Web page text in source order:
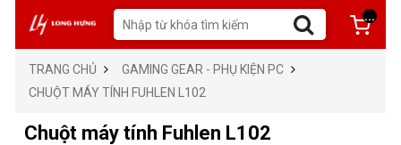
...
TRANG CHỦ
GAMING GEAR - PHỤ KIỆN PC
CHUỘT MÁY TÍNH FUHLEN L102
Chuột máy tính Fuhlen L102